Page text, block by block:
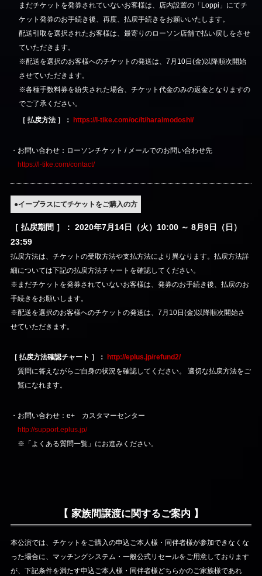
まだチケットを発券されていないお客様は、店内設置の「Loppi」にてチ
ケット発券のお手続き後、再度、払戻手続きをお願いいたします。
配送引取を選択されたお客様は、最寄りのローソン店舗で払い戻しをさせ
ていただきます。
※配送を選択のお客様へのチケットの発送は、7月10日(金)以降順次開始
させていただきます。
※各種手数料券を紛失された場合、チケット代金のみの返金となりますの
でご了承ください。
［ 払戻方法 ］：
https://l-tike.com/oc/lt/haraimodoshi/
・お問い合わせ：ローソンチケット / メールでのお問い合わせ先
https://l-tike.com/contact/
●イープラスにてチケットをご購入の方
［ 払戻期間 ］： 2020年7月14日（火）10:00 ～ 8月9日（日）
23:59
払戻方法は、チケットの受取方法や支払方法により異なります。払戻方法詳
細については下記の払戻方法チャートを確認してください。
※まだチケットを発券されていないお客様は、発券のお手続き後、払戻のお
手続きをお願いします。
※配送を選択のお客様へのチケットの発送は、7月10日(金)以降順次開始さ
せていただきます。
［ 払戻方法確認チャート ］：
http://eplus.jp/refund2/
質問に答えながらご自身の状況を確認してください。 適切な払戻方法をご
覧になれます。
・お問い合わせ：e+ カスタマーセンター
http://support.eplus.jp/
※「よくある質問一覧」にお進みください。
【 家族間譲渡に関するご案内 】
本公演では、チケットをご購入の申込ご本人様・同伴者様が参加できなくな
った場合に、マッチングシステム・一般公式リセールをご用意しております
が、下記条件を満たす申込ご本人様・同伴者様どちらかのご家族様であれ